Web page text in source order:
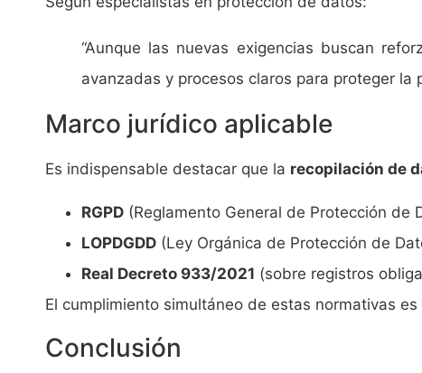
“Aunque las nuevas exigencias buscan
avanzadas y procesos claros para proteger
Marco jurídico aplicable
Es indispensable destacar que la recopilación de
RGPD (Reglamento General de Protección de
LOPDGDD (Ley Orgánica de Protección de
Real Decreto 933/2021 (sobre registros
El cumplimiento simultáneo de estas normativas
Conclusión